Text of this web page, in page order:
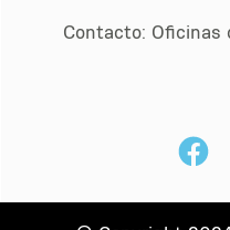
Contacto: Oﬁcinas